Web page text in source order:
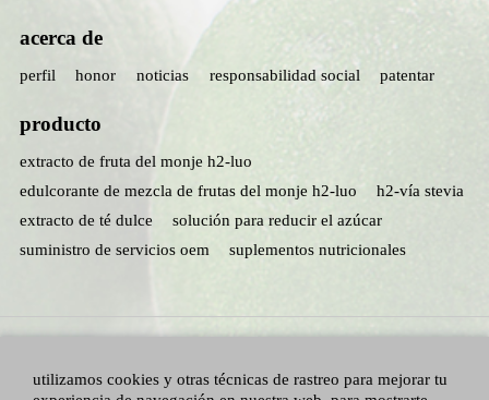
acerca de
perfil honor noticias responsabilidad social patentar
producto
extracto de fruta del monje h2-luo
edulcorante de mezcla de frutas del monje h2-luo
h2-vía stevia
extracto de té dulce
solución para reducir el azúcar
suministro de servicios oem
suplementos nutricionales
utilizamos cookies y otras técnicas de rastreo para mejorar tu